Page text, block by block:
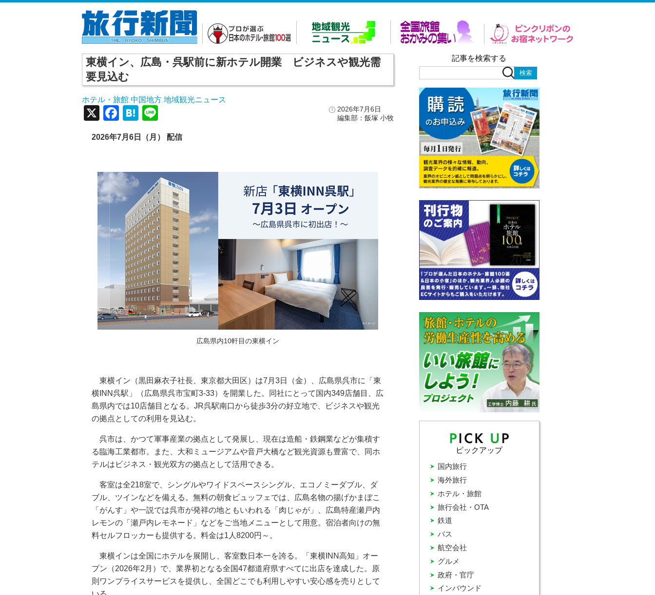
東横イン、広島・呉駅前に新ホテル開業 ビジネスや観光需
要見込む
ホテル・旅館 ,中国地方 ,地域観光ニュース
2026年7月6日
編集部：飯塚 小牧
X Facebook
Hatena
2026年7月6日（月） 配信
広島県内10軒目の東横イン
東横イン（黒田麻衣子社長、東京都大田区）は7月3日（金）、広島県呉市に「東
横INN呉駅」（広島県呉市宝町3-33）を開業した。同社にとって国内349店舗目、広
島県内では10店舗目となる。JR呉駅南口から徒歩3分の好立地で、ビジネスや観光
の拠点としての利用を見込む。
呉市は、かつて軍事産業の拠点として発展し、現在は造船・鉄鋼業などが集積す
る臨海工業都市。また、大和ミュージアムや音戸大橋など観光資源も豊富で、同ホ
テルはビジネス・観光双方の拠点として活用できる。
客室は全218室で、シングルやワイドスペースシングル、エコノミーダブル、ダ
ブル、ツインなどを備える。無料の朝食ビュッフェでは、広島名物の揚げかまぼこ
「がんす」や一説では呉市が発祥の地ともいわれる「肉じゃが」、広島特産瀬戸内
レモンの「瀬戸内レモネード」などをご当地メニューとして用意。宿泊者向けの無
料セルフロッカーも提供する。料金は1人8200円～。
東横インは全国にホテルを展開し、客室数日本一を誇る。「東横INN高知」オー
プン（2026年2月）で、業界初となる全国47都道府県すべてに出店を達成した。原
則ワンプライスサービスを提供し、全国どこでも利用しやすい安心感を売りとして
記事を検索する
ピックアップ
インバウンド
グルメ
バス
ホテル・旅館
国内旅行
政府・官庁
旅行会社・OTA
海外旅行
航空会社
鉄道